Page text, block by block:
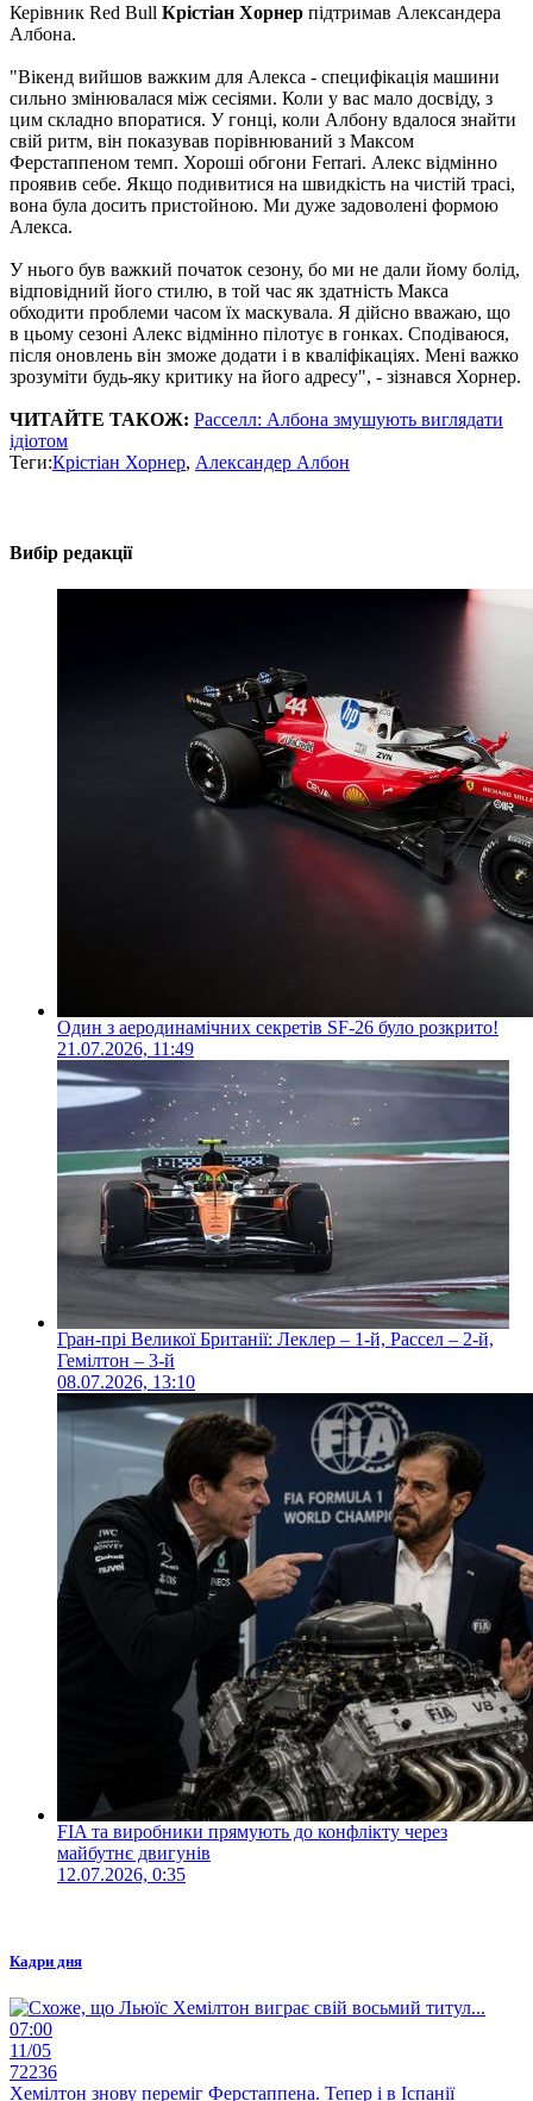
Керівник Red Bull Крістіан Хорнер підтримав Александера
Албона.
"Вікенд вийшов важким для Алекса - специфікація машини
сильно змінювалася між сесіями. Коли у вас мало досвіду, з
цим складно впоратися. У гонці, коли Албону вдалося знайти
свій ритм, він показував порівнюваний з Максом
Ферстаппеном темп. Хороші обгони Ferrari. Алекс відмінно
проявив себе. Якщо подивитися на швидкість на чистій трасі,
вона була досить пристойною. Ми дуже задоволені формою
Алекса.
У нього був важкий початок сезону, бо ми не дали йому болід,
відповідний його стилю, в той час як здатність Макса
обходити проблеми часом їх маскувала. Я дійсно вважаю, що
в цьому сезоні Алекс відмінно пілотує в гонках. Сподіваюся,
після оновлень він зможе додати і в кваліфікаціях. Мені важко
зрозуміти будь-яку критику на його адресу", - зізнався Хорнер.
ЧИТАЙТЕ ТАКОЖ: Расселл: Албона змушують виглядати
ідіотом
Теги:Крістіан Хорнер, Александер Албон
Вибір редакції
Один з аеродинамічних секретів SF-26 було розкрито!
21.07.2026, 11:49
Гран-прі Великої Британії: Леклер – 1-й, Рассел – 2-й,
Гемілтон – 3-й
08.07.2026, 13:10
FIA та виробники прямують до конфлікту через
майбутнє двигунів
12.07.2026, 0:35
Кадри дня
07:00
11/05
72236
Хемілтон знову переміг Ферстаппена. Тепер і в Іспанії